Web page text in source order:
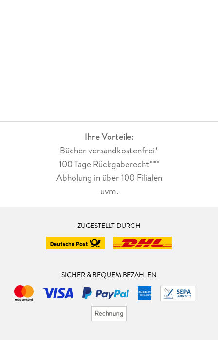
Ihre Vorteile:
Bücher versandkostenfrei*
100 Tage Rückgaberecht***
Abholung in über 100 Filialen
uvm.
ZUGESTELLT DURCH
SICHER & BEQUEM BEZAHLEN